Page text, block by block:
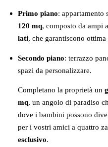
Primo piano: appartamento
120 mq, composto da ampi
lati, che garantiscono
Secondo piano: terrazzo
spazi da personalizzare.
Completano la proprietà un
mq, un angolo di paradiso
dove i bambini possono
per i vostri amici a quattro
esclusivo.